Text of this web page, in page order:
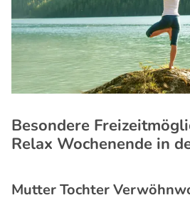
Besondere
Relax Wochenende in
Mutter Tochter